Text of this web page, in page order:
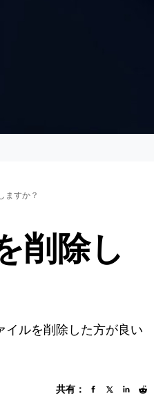
ますか？
削除し
イルを削除した方が良い
共有：